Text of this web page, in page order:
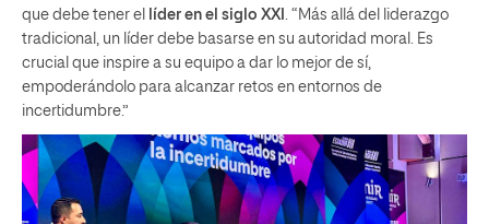
que debe tener el líder en el siglo XXI . “Más allá del liderazgo
tradicional, un líder debe basarse en su autoridad moral. Es
crucial que inspire a su equipo a dar lo mejor de sí,
empoderándolo para alcanzar retos en entornos de
incertidumbre.”